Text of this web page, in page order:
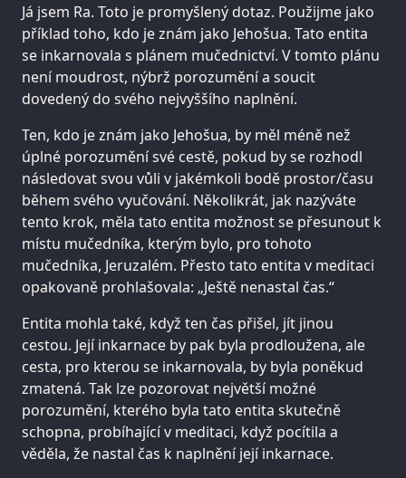
Já jsem Ra. Toto je promyšlený dotaz. Použijme jako
příklad toho, kdo je znám jako Jehošua. Tato entita
se inkarnovala s plánem mučednictví. V tomto plánu
není moudrost, nýbrž porozumění a soucit
dovedený do svého nejvyššího naplnění.
Ten, kdo je znám jako Jehošua, by měl méně než
úplné porozumění své cestě, pokud by se rozhodl
následovat svou vůli v jakémkoli bodě prostor/času
během svého vyučování. Několikrát, jak nazýváte
tento krok, měla tato entita možnost se přesunout k
místu mučedníka, kterým bylo, pro tohoto
mučedníka, Jeruzalém. Přesto tato entita v meditaci
opakovaně prohlašovala: „Ještě nenastal čas.“
Entita mohla také, když ten čas přišel, jít jinou
cestou. Její inkarnace by pak byla prodloužena, ale
cesta, pro kterou se inkarnovala, by byla poněkud
zmatená. Tak lze pozorovat největší možné
porozumění, kterého byla tato entita skutečně
schopna, probíhající v meditaci, když pocítila a
věděla, že nastal čas k naplnění její inkarnace.